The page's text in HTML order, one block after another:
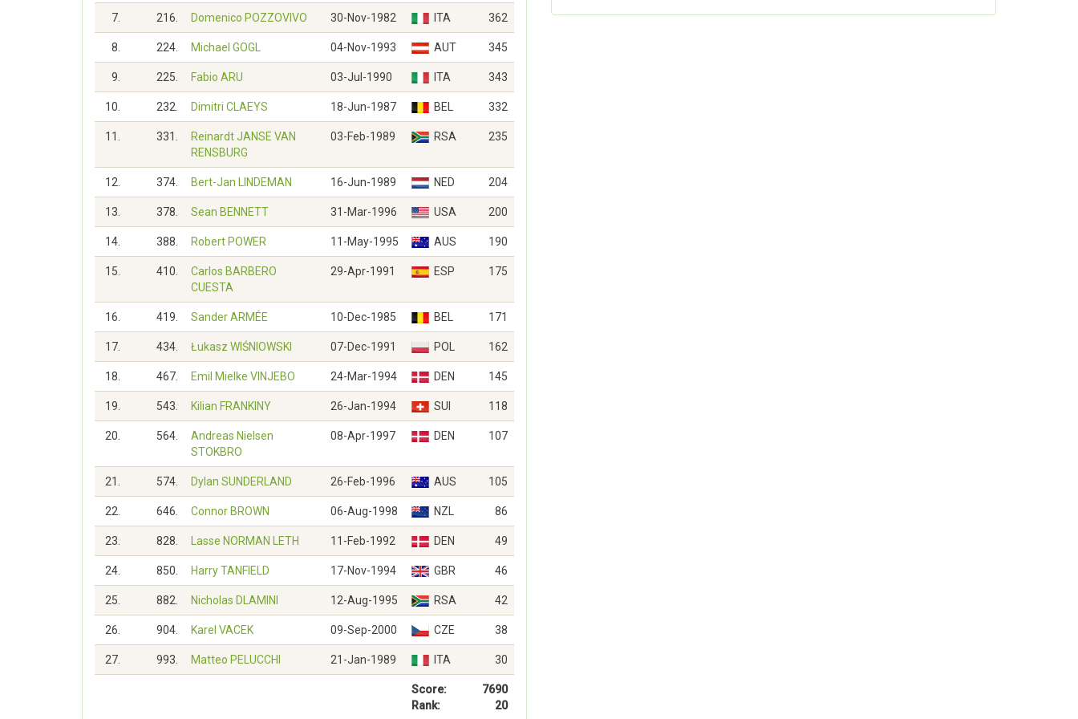
7. 216. Domenico POZZOVIVO 30-Nov-1982 ITA 362
8. 224. Michael GOGL 04-Nov-1993 AUT 345
9. 225. Fabio ARU 03-Jul-1990 ITA 343
10. 232. Dimitri CLAEYS 18-Jun-1987 BEL 332
11. 331.
Reinardt JANSE VAN
RENSBURG
03-Feb-1989 RSA 235
12. 374. Bert-Jan LINDEMAN 16-Jun-1989 NED 204
13. 378. Sean BENNETT 31-Mar-1996 USA 200
14. 388. Robert POWER 11-May-1995 AUS 190
15. 410.
Carlos BARBERO
CUESTA
29-Apr-1991 ESP 175
16. 419. Sander ARMÉE 10-Dec-1985 BEL 171
17. 434. Łukasz WIŚNIOWSKI 07-Dec-1991 POL 162
18. 467. Emil Mielke VINJEBO 24-Mar-1994 DEN 145
19. 543. Kilian FRANKINY 26-Jan-1994 SUI 118
20. 564.
Andreas Nielsen
STOKBRO
08-Apr-1997 DEN 107
21. 574. Dylan SUNDERLAND 26-Feb-1996 AUS 105
22. 646. Connor BROWN 06-Aug-1998 NZL 86
23. 828. Lasse NORMAN LETH 11-Feb-1992 DEN 49
24. 850. Harry TANFIELD 17-Nov-1994 GBR 46
25. 882. Nicholas DLAMINI 12-Aug-1995 RSA 42
26. 904. Karel VACEK 09-Sep-2000 CZE 38
27. 993. Matteo PELUCCHI 21-Jan-1989 ITA 30
Score:
Rank:
7690
20